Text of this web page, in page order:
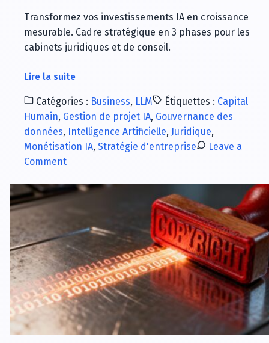
Transformez vos investissements IA en croissance
mesurable. Cadre stratégique en 3 phases pour les
cabinets juridiques et de conseil.
Lire la suiteà
de
Intelligence
Artificielle
Juridique
Cadre
stratégique
transformer
l’investissement
en
ROI
mesurable
Catégories : Business, LLM Étiquettes : Capital
Humain, Gestion de projet IA, Gouvernance des
données, Intelligence Artificielle, Juridique,
Monétisation IA, Stratégie d'entreprise
Leave a
Commenton
Artificielle
Cadre
stratégique
pour
transformer
l’investissement
en
ROI